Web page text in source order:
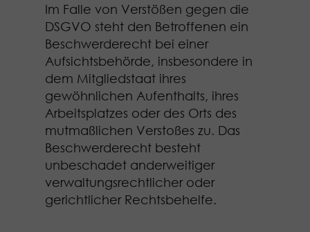
Im Falle von Verstößen gegen die
DSGVO steht den Betroffenen ein
Beschwerderecht bei einer
Aufsichtsbehörde, insbesondere in
dem Mitgliedstaat ihres
gewöhnlichen Aufenthalts, ihres
Arbeitsplatzes oder des Orts des
mutmaßlichen Verstoßes zu. Das
Beschwerderecht besteht
unbeschadet anderweitiger
verwaltungsrechtlicher oder
gerichtlicher Rechtsbehelfe.